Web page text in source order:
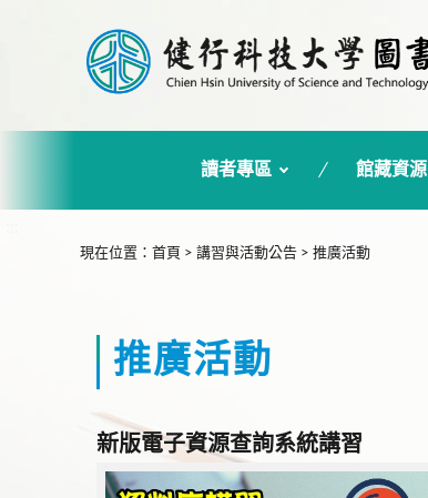
讀者專區 館藏資源
現在位置 ： 首頁 > 講習與活動公告 > 推廣活動
推廣活動
新版電子資源查詢系統講習